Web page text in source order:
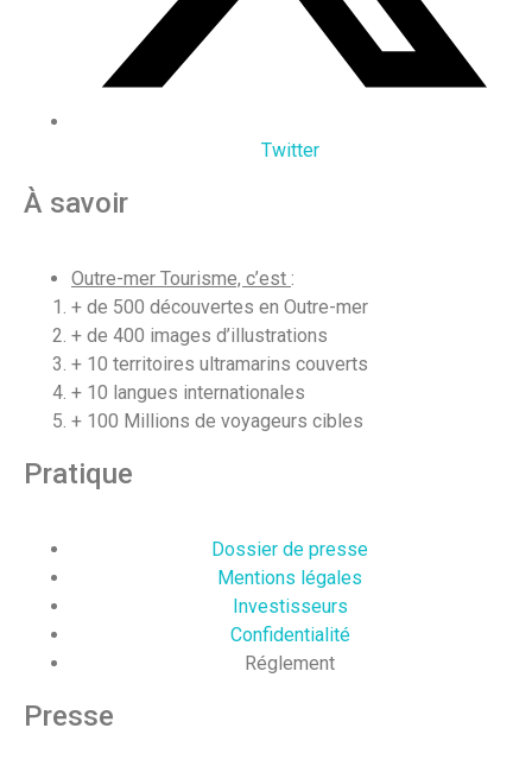
Twitter
À savoir
Outre-mer Tourisme, c’est :
+ de 500 découvertes en Outre-mer
+ de 400 images d’illustrations
+ 10 territoires ultramarins couverts
+ 10 langues internationales
+ 100 Millions de voyageurs cibles
Pratique
Dossier de presse
Mentions légales
Investisseurs
Confidentialité
Réglement
Presse